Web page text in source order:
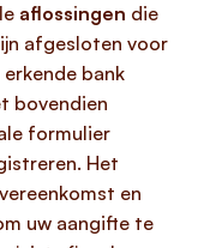
aflossingen die
afgesloten voor
bank
bovendien
formulier
Het
en
uw aangifte te